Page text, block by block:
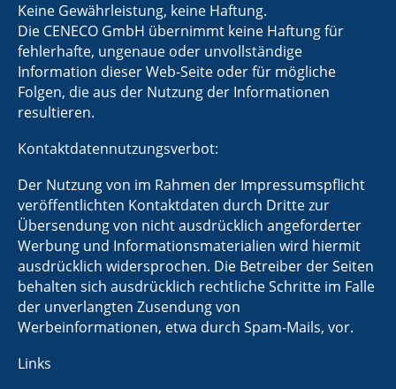
Keine Gewährleistung, keine Haftung.
Die CENECO GmbH übernimmt keine Haftung für
fehlerhafte, ungenaue oder unvollständige
Information dieser Web-Seite oder für mögliche
Folgen, die aus der Nutzung der Informationen
resultieren.
Kontaktdatennutzungsverbot:
Der Nutzung von im Rahmen der Impressumspflicht
veröffentlichten Kontaktdaten durch Dritte zur
Übersendung von nicht ausdrücklich angeforderter
Werbung und Informationsmaterialien wird hiermit
ausdrücklich widersprochen. Die Betreiber der Seiten
behalten sich ausdrücklich rechtliche Schritte im Falle
der unverlangten Zusendung von
Werbeinformationen, etwa durch Spam-Mails, vor.
Links